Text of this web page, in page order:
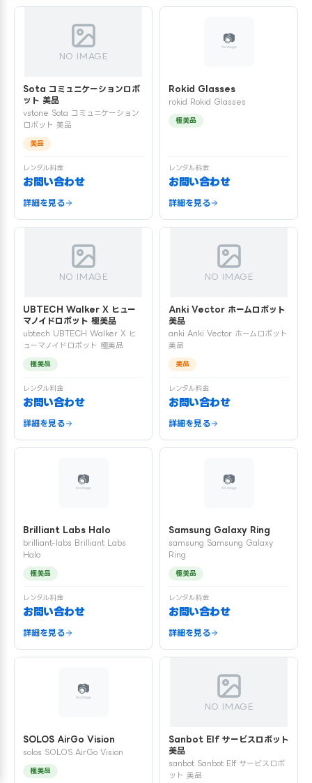
NO IMAGE
Sota コミュニケーションロボ
ット 美品
vstone Sota コミュニケーション
ロボット 美品
美品
レンタル料金
お問い合わせ
詳細を見る
Rokid Glasses
rokid Rokid Glasses
極美品
レンタル料金
お問い合わせ
詳細を見る
NO IMAGE
UBTECH Walker X ヒュー
マノイドロボット 極美品
ubtech UBTECH Walker X ヒ
ューマノイドロボット 極美品
極美品
レンタル料金
お問い合わせ
詳細を見る
NO IMAGE
Anki Vector ホームロボット
美品
anki Anki Vector ホームロボット
美品
美品
レンタル料金
お問い合わせ
詳細を見る
Brilliant Labs Halo
brilliant-labs Brilliant Labs
Halo
極美品
レンタル料金
お問い合わせ
詳細を見る
Samsung Galaxy Ring
samsung Samsung Galaxy
Ring
極美品
レンタル料金
お問い合わせ
詳細を見る
SOLOS AirGo Vision
solos SOLOS AirGo Vision
極美品
NO IMAGE
Sanbot Elf サービスロボット
美品
sanbot Sanbot Elf サービスロボ
ット 美品